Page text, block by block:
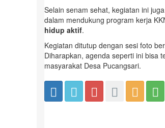
Selain senam sehat, kegiatan ini
dalam mendukung program kerja
hidup aktif.
Kegiatan ditutup dengan sesi foto
Diharapkan, agenda seperti ini bisa
masyarakat Desa Pucangsari.